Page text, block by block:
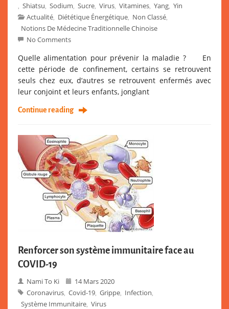
Shiatsu Sodium Sucre Virus Vitamines Yang Yin
Actualité Diététique Énergétique Non Classé
Notions De Médecine Traditionnelle Chinoise
No Comments
Quelle alimentation pour prévenir la maladie ? En
cette période de confinement, certains se retrouvent
seuls chez eux, d’autres se retrouvent enfermés avec
leur conjoint et leurs enfants, jonglant
Continue reading
Renforcer son système immunitaire face au
COVID-19
Nami To Ki
14 Mars 2020
Coronavirus Covid-19 Grippe Infection
Système Immunitaire Virus